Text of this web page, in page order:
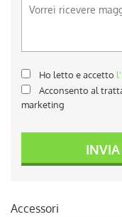
Ho letto e accetto
Acconsento al
marketing
INVIA
Accessori